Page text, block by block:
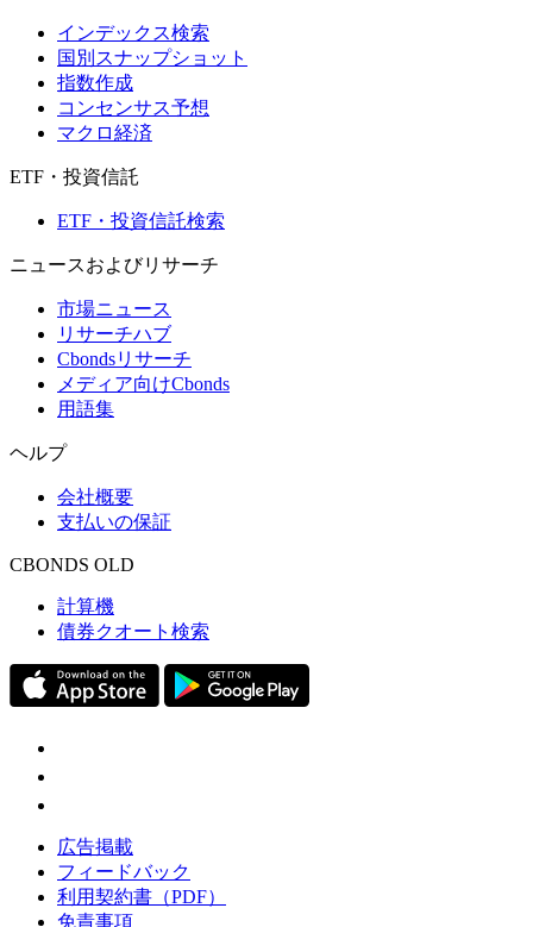
インデックス検索
国別スナップショット
指数作成
コンセンサス予想
マクロ経済
ETF・投資信託
ETF・投資信託検索
ニュースおよびリサーチ
市場ニュース
リサーチハブ
Cbondsリサーチ
メディア向けCbonds
用語集
ヘルプ
会社概要
支払いの保証
CBONDS OLD
計算機
債券クオート検索
広告掲載
フィードバック
利用契約書（PDF）
免責事項